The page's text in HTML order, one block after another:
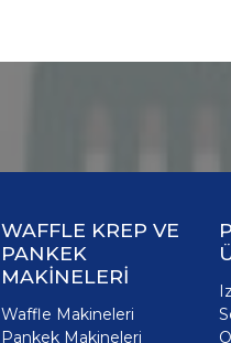
WAFFLE KREP VE
PANKEK
MAKİNELERİ
Waffle Makineleri
Pankek Makineleri